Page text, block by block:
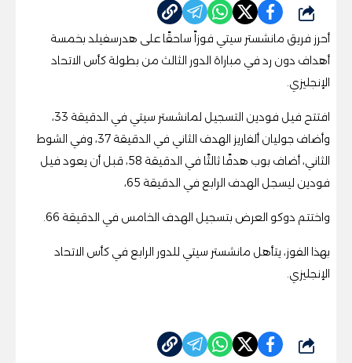
شارك
أحرز فريق مانشستر سيتي فوزاً ساحقًا على هدرسفيلد بخمسة
أهداف دون رد في مباراة الدور الثالث من بطولة كأس الاتحاد
الإنجليزي.
افتتح فيل فودين التسجيل لمانشستر سيتي في الدقيقة 33،
وأضاف جوليان ألفاريز الهدف الثاني في الدقيقة 37، وفي الشوط
الثاني، أضاف بوب هدفًا ثالثًا في الدقيقة 58، قبل أن يعود فيل
فودين ليسجل الهدف الرابع في الدقيقة 65،
واختتم دوكو العرض بتسجيل الهدف الخامس في الدقيقة 66.
بهذا الفوز، يتأهل مانشستر سيتي للدور الرابع في كأس الاتحاد
الإنجليزي.
شارك